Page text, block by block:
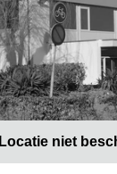
Locatie niet